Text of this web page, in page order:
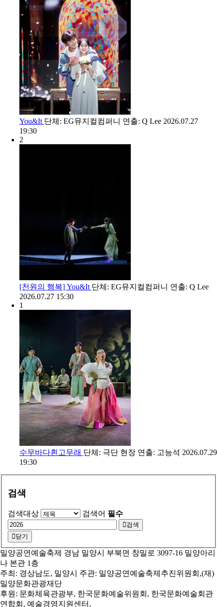
You&It 단체: EG뮤지컬컴퍼니 연출: Q Lee 2026.07.27
19:30
2
[천원의 행복] You&It 단체: EG뮤지컬컴퍼니 연출: Q Lee
2026.07.27 15:30
1
수무바다흰고무래 단체: 극단 현장 연출: 고능석 2026.07.29
19:30
검색
검색대상 검색어 필수
검색
닫기
밀양공연예술축제 경남 밀양시 부북면 창밀로 3097-16 밀양아리
나 본관 1층
주최: 경상남도, 밀양시 주관: 밀양공연예술축제추진위원회,(재)
밀양문화관광재단
후원: 문화체육관광부, 한국문화예술위원회, 한국문화예술회관
연합회, 예술경영지원센터,